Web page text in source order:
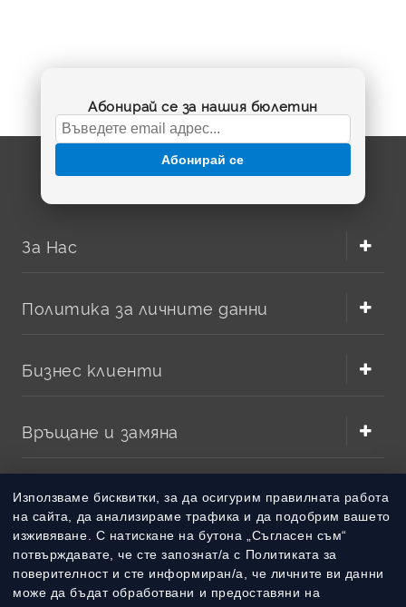
Използваме бисквитки, за да осигурим правилната работа
на сайта, да анализираме трафика и да подобрим вашето
изживяване. С натискане на бутона „Съгласен съм“
потвърждавате, че сте запознат/а с Политиката за
поверителност и сте информиран/а, че личните ви данни
може да бъдат обработвани и предоставяни на
Къде се използва батерия CR123A?
БатерияCR123A 3Vе често срещан избор за
фотоапарати, LED фенери, охранителни датчици,
безжични алармени системи, медицински уреди,
химия осигурява добра работа при натоварване и
прави подходяща за техника, която трябва да бъде
Компактен размер и висока енергийна плътност;
интензивна консумация;
старата батерия или в упътването на устройството.
Ако е посоченоCR123A,CR123,DL123 илиDL123A,
обикновено става дума за същия тип литиева батерия
3V. Важно е да не се бърка със стандартни AA или AAA
батерии, защото размерът, напрежението и химията
са различни.
Абонирай се за нашия бюлетин
Абонирай се
За Нас
Политика за личните данни
Бизнес клиенти
Връщане и замяна
Методи на плащане
Методи на доставка